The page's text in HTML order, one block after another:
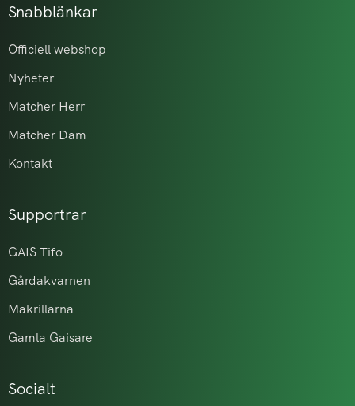
Snabblänkar
Officiell webshop
Nyheter
Matcher Herr
Matcher Dam
Kontakt
Supportrar
GAIS Tifo
Gårdakvarnen
Makrillarna
Gamla Gaisare
Socialt